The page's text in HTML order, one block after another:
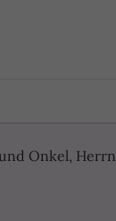
Onkel, Herrn